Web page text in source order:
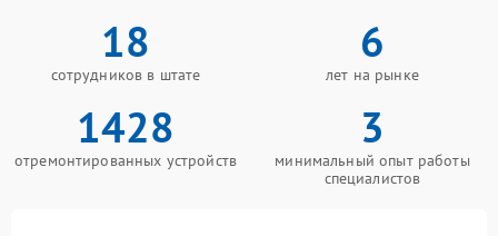
18
сотрудников в штате
6
лет на рынке
1428
отремонтированных устройств
3
минимальный опыт работы
специалистов